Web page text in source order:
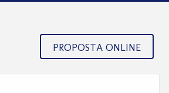
PROPOSTA ONLINE